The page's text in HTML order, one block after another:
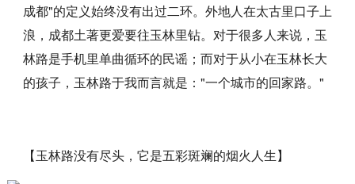
成都"的定义始终没有出过二环。外地人在太古里口子上
浪，成都土著更爱要往玉林里钻。对于很多人来说，玉
林路是手机里单曲循环的民谣；而对于从小在玉林长大
的孩子，玉林路于我而言就是："一个城市的回家路。"
【玉林路没有尽头，它是五彩斑斓的烟火人生】